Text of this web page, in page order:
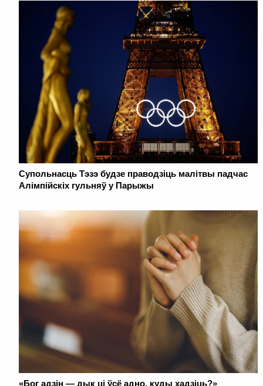
Супольнасць Тэзэ будзе праводзіць малітвы падчас
Алімпійскіх гульняў у Парыжы
«Бог адзін — дык ці ўсё адно, куды хадзіць?»